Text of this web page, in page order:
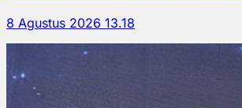
8 Agustus 2026 13.18